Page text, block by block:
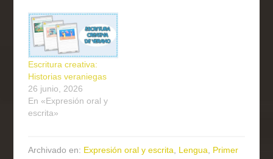
Escritura creativa:
Historias veraniegas
26 junio, 2026
En «Expresión oral y
escrita»
Archivado en: Expresión oral y escrita, Lengua, Primer